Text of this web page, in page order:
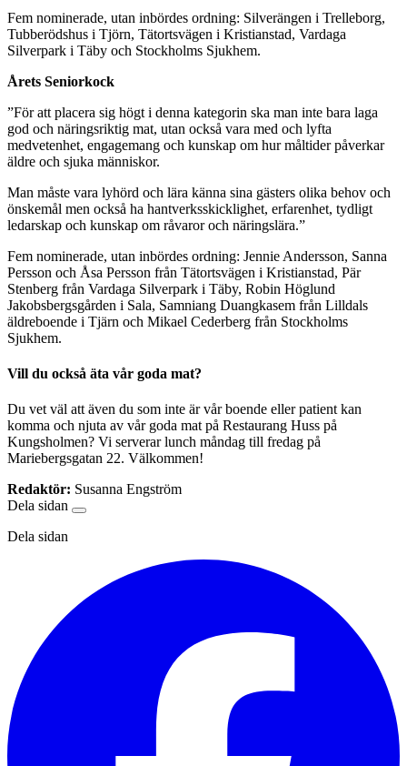
Fem nominerade, utan inbördes ordning: Silverängen i Trelleborg,
Tubberödshus i Tjörn, Tätortsvägen i Kristianstad, Vardaga
Silverpark i Täby och Stockholms Sjukhem.
Årets Seniorkock
”För att placera sig högt i denna kategorin ska man inte bara laga
god och näringsriktig mat, utan också vara med och lyfta
medvetenhet, engagemang och kunskap om hur måltider påverkar
äldre och sjuka människor.
Man måste vara lyhörd och lära känna sina gästers olika behov och
önskemål men också ha hantverksskicklighet, erfarenhet, tydligt
ledarskap och kunskap om råvaror och näringslära.”
Fem nominerade, utan inbördes ordning: Jennie Andersson, Sanna
Persson och Åsa Persson från Tätortsvägen i Kristianstad, Pär
Stenberg från Vardaga Silverpark i Täby, Robin Höglund
Jakobsbergsgården i Sala, Samniang Duangkasem från Lilldals
äldreboende i Tjärn och Mikael Cederberg från Stockholms
Sjukhem.
Vill du också äta vår goda mat?
Du vet väl att även du som inte är vår boende eller patient kan
komma och njuta av vår goda mat på Restaurang Huss på
Kungsholmen? Vi serverar lunch måndag till fredag på
Mariebergsgatan 22. Välkommen!
Redaktör: Susanna Engström
Dela sidan
Dela sidan